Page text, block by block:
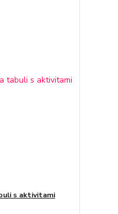
s aktivitami